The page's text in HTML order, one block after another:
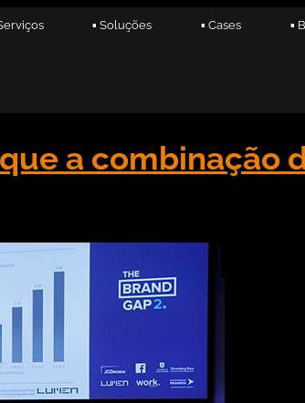
▪ Soluções ▪ Cases ▪
a combinação